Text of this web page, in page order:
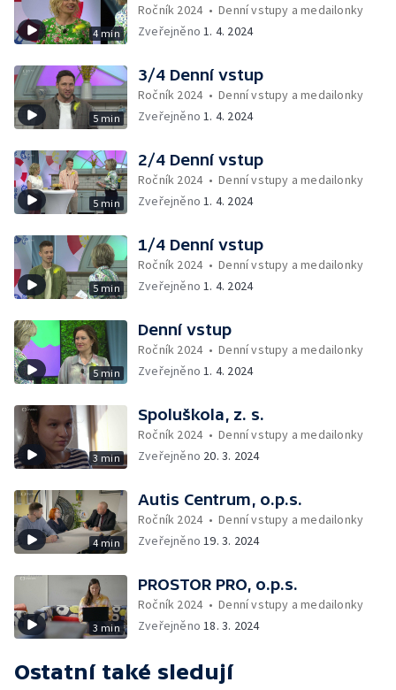
4 min
Ročník 2024•Denní vstupy a medailonky
Zveřejněno1. 4. 2024
5 min
3/4 Denní vstup
Ročník 2024•Denní vstupy a medailonky
Zveřejněno1. 4. 2024
5 min
2/4 Denní vstup
Ročník 2024•Denní vstupy a medailonky
Zveřejněno1. 4. 2024
5 min
1/4 Denní vstup
Ročník 2024•Denní vstupy a medailonky
Zveřejněno1. 4. 2024
5 min
Denní vstup
Ročník 2024•Denní vstupy a medailonky
Zveřejněno1. 4. 2024
3 min
Spoluškola, z. s.
Ročník 2024•Denní vstupy a medailonky
Zveřejněno 20. 3. 2024
4 min
Autis Centrum, o.p.s.
Ročník 2024•Denní vstupy a medailonky
Zveřejněno19. 3. 2024
3 min
PROSTOR PRO, o.p.s.
Ročník 2024•Denní vstupy a medailonky
Zveřejněno18. 3. 2024
Ostatní také sledují